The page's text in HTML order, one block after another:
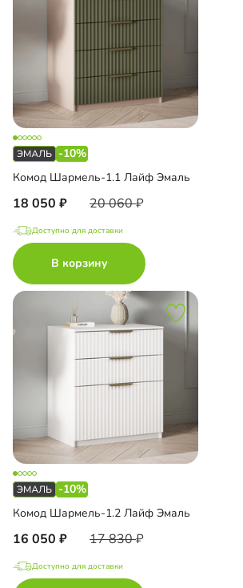
-10%
Комод Шармель-1.1 Лайф Эмаль
18 050 20 060
Доступно для доставки
В корзину
-10%
Комод Шармель-1.2 Лайф Эмаль
16 050 17 830
Доступно для доставки